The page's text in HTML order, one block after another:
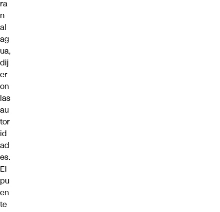
ra
n
al
ag
ua,
dij
er
on
las
au
tor
id
ad
es.
El
pu
en
te